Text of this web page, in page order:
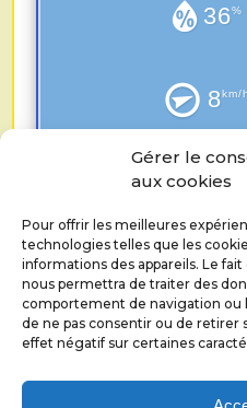
Gérer le
aux cookies
Pour offrir les meilleures
technologies telles que les
informations des appareils. Le
nous permettra de traiter des
comportement de navigation ou
de ne pas consentir ou de
effet négatif sur certaines
36%
8km/h
0.0
RESEAU ECHANGES
ALICE